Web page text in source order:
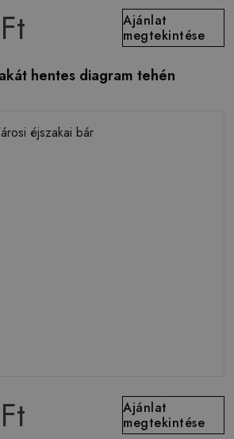
Ajánlat
megtekintése
hentes diagram tehén
Ajánlat
megtekintése